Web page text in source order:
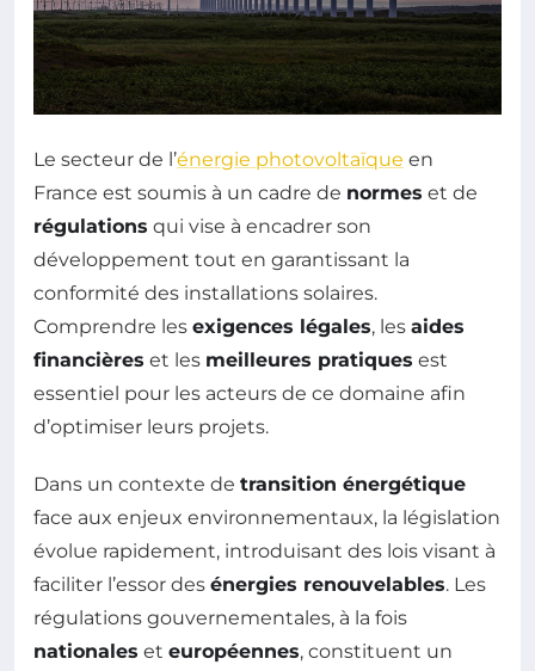
Le secteur de l’énergie photovoltaïque en
France est soumis à un cadre de normes et de
régulations qui vise à encadrer son
développement tout en garantissant la
conformité des installations solaires.
Comprendre les exigences légales, les aides
financières et les meilleures pratiques est
essentiel pour les acteurs de ce domaine afin
d’optimiser leurs projets.
Dans un contexte de transition énergétique
face aux enjeux environnementaux, la législation
évolue rapidement, introduisant des lois visant à
faciliter l’essor des énergies renouvelables. Les
régulations gouvernementales, à la fois
nationales et européennes, constituent un